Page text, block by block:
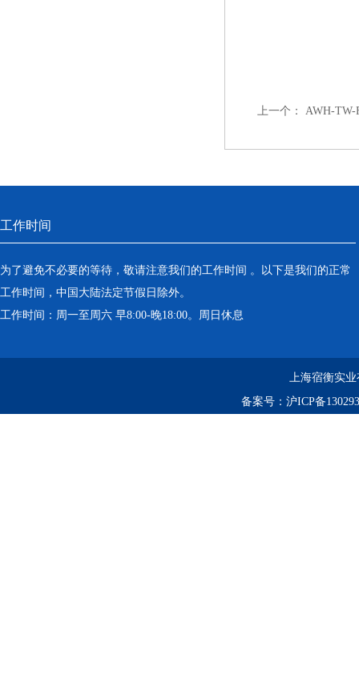
上一个： AWH-TW-
工作时间
为了避免不必要的等待，敬请注意我们的工作时间 。以下是我们的正常
工作时间，中国大陆法定节假日除外。
工作时间：周一至周六 早8:00-晚18:00。周日休息
上海宿衡实
备案号： 沪ICP备